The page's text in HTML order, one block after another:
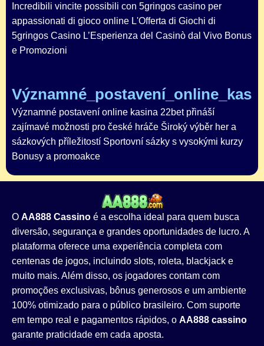
Incredibili vincite possibili con 5gringos casino per
appassionati di gioco online L'Offerta di Giochi di
5gringos Casino L’Esperienza del Casinò dal Vivo Bonus
e Promozioni
Významné postavení online kasina 22bet přináší
zajímavé možnosti pro české hráče Široký výběr her a
sázkových příležitostí Sportovní sázky s vysokými kurzy
Bonusy a promoakce
O AA888 Cassino é a escolha ideal para quem busca
diversão, segurança e grandes oportunidades de lucro. A
plataforma oferece uma experiência completa com
centenas de jogos, incluindo slots, roleta, blackjack e
muito mais. Além disso, os jogadores contam com
promoções exclusivas, bônus generosos e um ambiente
100% otimizado para o público brasileiro. Com suporte
em tempo real e pagamentos rápidos, o AA888 cassino
garante praticidade em cada aposta.